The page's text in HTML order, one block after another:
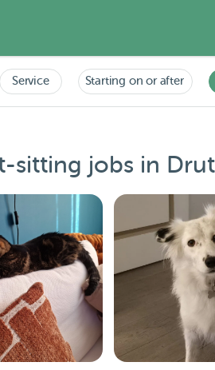
Service Starting on or after
sitting jobs in